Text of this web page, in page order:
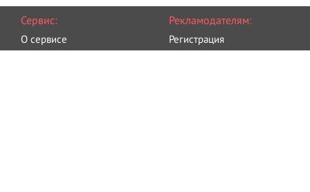
Сервис:
О сервисе
Пользовательское
Рекламодателям:
Регистрация
Разместить объявление